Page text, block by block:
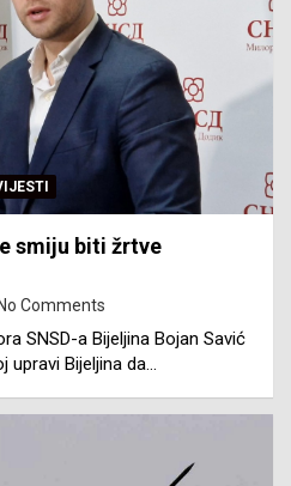
smiju biti žrtve
No Comments
SNSD-a Bijeljina Bojan Savić
upravi Bijeljina da…